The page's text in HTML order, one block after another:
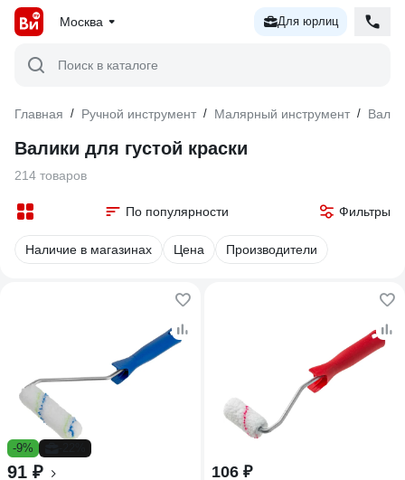
Москва Для юрлиц
Поиск в каталоге
Главная / Ручной инструмент / Малярный инструмент /
Валики для густой краски
214 товаров
По популярности Фильтры
Наличие в магазинах Цена Производители
-9%
91 ₽ 106 ₽